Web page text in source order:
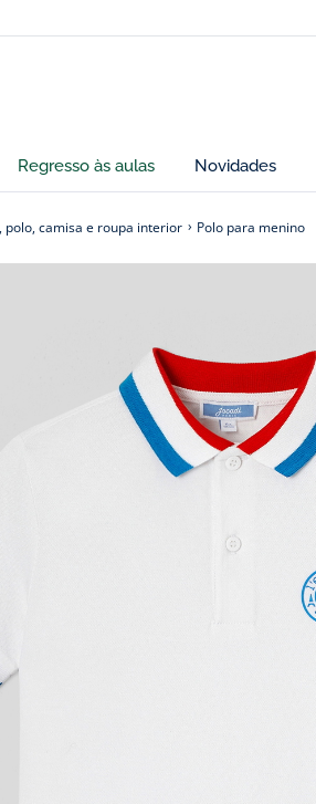
Regresso às aulas Novidades
polo, camisa e roupa interior Polo para menino
rótulo de agricultura biológica